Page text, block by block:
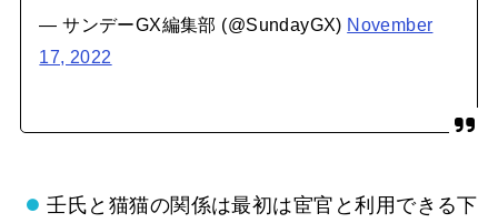
— サンデーGX編集部 (@SundayGX) November
17, 2022
壬氏と猫猫の関係は最初は宦官と利用できる下